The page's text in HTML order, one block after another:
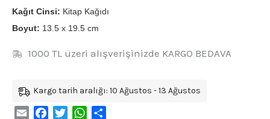
Kağıt Cinsi: Kitap Kağıdı
Boyut: 13.5 x 19.5 cm
1000 TL üzeri alışverişinizde KARGO BEDAVA
Kargo tarih aralığı: 10 Ağustos - 13 Ağustos
Email FacebookTwitterWhatsApp